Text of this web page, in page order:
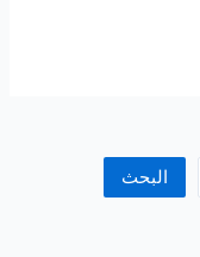
البحث